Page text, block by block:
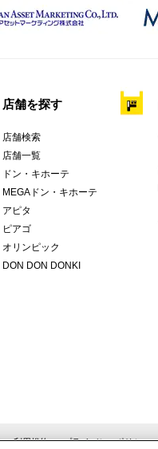
店舗を探す
店舗検索
店舗一覧
ドン・キホーテ
MEGAドン・キホーテ
アピタ
ピアゴ
オリンピック
DON DON DONKI
利用規約 プライバシーポリシー